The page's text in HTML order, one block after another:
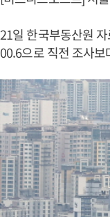
21일 한국부동산원
00.6으로 직전 조사